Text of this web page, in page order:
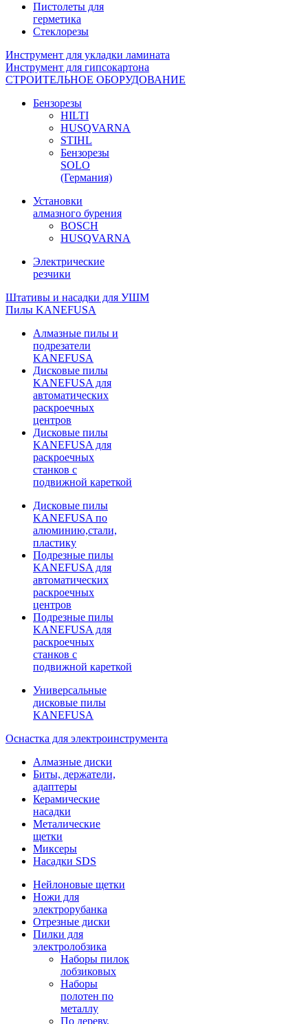
Пистолеты для
герметика
Стеклорезы
Инструмент для укладки ламината
Инструмент для гипсокартона
СТРОИТЕЛЬНОЕ ОБОРУДОВАНИЕ
Бензорезы
HILTI
HUSQVARNA
STIHL
Бензорезы
SOLO
(Германия)
Установки
алмазного бурения
BOSCH
HUSQVARNA
Электрические
резчики
Штативы и насадки для УШМ
Пилы KANEFUSA
Алмазные пилы и
подрезатели
KANEFUSA
Дисковые пилы
KANEFUSA для
автоматических
раскроечных
центров
Дисковые пилы
KANEFUSA для
раскроечных
станков с
подвижной кареткой
Дисковые пилы
KANEFUSA по
алюминию,стали,
пластику
Подрезные пилы
KANEFUSA для
автоматических
раскроечных
центров
Подрезные пилы
KANEFUSA для
раскроечных
станков с
подвижной кареткой
Универсальные
дисковые пилы
KANEFUSA
Оснастка для электроинструмента
Алмазные диски
Биты, держатели,
адаптеры
Керамические
насадки
Металические
щетки
Миксеры
Насадки SDS
Нейлоновые щетки
Ножи для
электрорубанка
Отрезные диски
Пилки для
электролобзика
Наборы пилок
лобзиковых
Наборы
полотен по
металлу
По дереву,